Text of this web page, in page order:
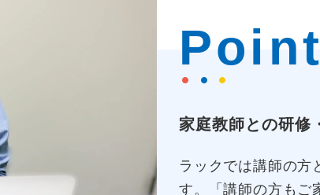
家庭教師との研修
ラックでは講師の方
す。「講師の方もご